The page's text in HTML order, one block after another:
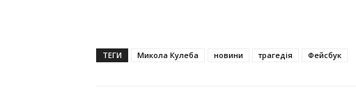
ТЕГИ Микола Кулеба новини трагедія Фейсбук